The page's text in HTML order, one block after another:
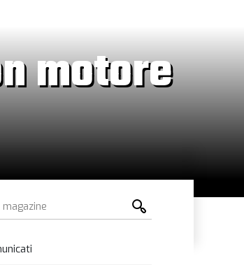
motore